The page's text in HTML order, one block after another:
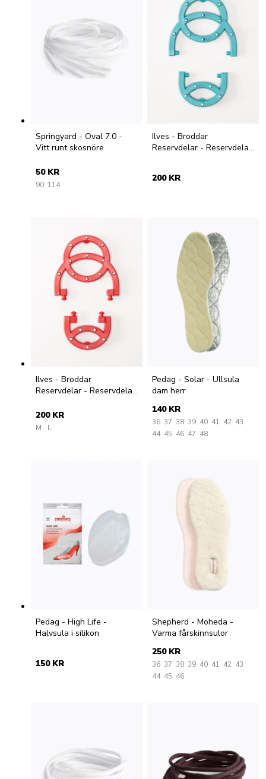
Springyard - Oval 7.0 -
Vitt runt skosnöre
50 KR
90 114
Ilves - Broddar
Reservdelar - Reservdelar
200 KR
Ilves - Broddar
Reservdelar - Reservdelar
200 KR
M L
Pedag - Solar - Ullsula
dam herr
140 KR
36 37 38 39 40 41 42 43
44 45 46 47 48
Pedag - High Life -
Halvsula i silikon
150 KR
Shepherd - Moheda -
Varma fårskinnsulor
250 KR
36 37 38 39 40 41 42 43
44 45 46